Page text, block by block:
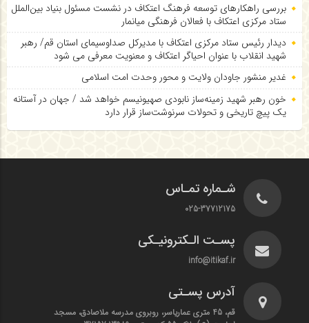
بررسی راهکارهای توسعه فرهنگ اعتکاف در نشست مسئول بنیاد بین‌الملل
ستاد مرکزی اعتکاف با فعالان فرهنگی میانمار
دیدار رئیس ستاد مرکزی اعتکاف با مدیرکل صداوسیمای استان قم/ رهبر
شهید انقلاب با عنوان احیاگر اعتکاف و معنویت معرفی می شود
غدیر منشور جاودان ولایت و محور وحدت امت اسلامی
خون رهبر شهید زمینه‌ساز نابودی صهیونیسم خواهد شد / جهان در آستانه
یک پیچ تاریخی و تحولات سرنوشت‌ساز قرار دارد
شـماره تمـاس
025-37712175
پسـت الـکترونیـکی
info@itikaf.ir
آدرس پسـتی
قم، 45 متری عماریاسر، روبروی مدرسه ملاصادق، مسجد